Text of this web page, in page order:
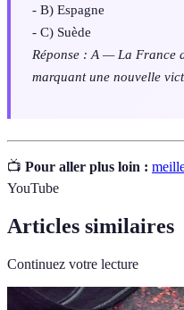
- B) Espagne
- C) Suède
Réponse : A — La France
marquant une nouvelle
📺 Pour aller plus loin :
YouTube
Articles similaires
Continuez votre lecture